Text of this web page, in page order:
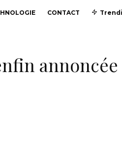
CONTACT
annoncée